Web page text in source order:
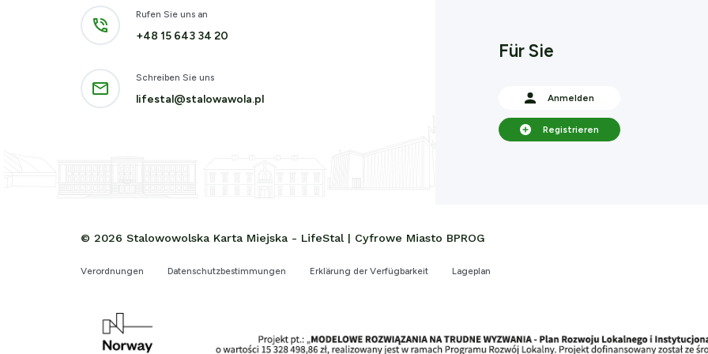
Rufen Sie uns an
+48 15 643 34 20
Schreiben Sie uns
lifestal@stalowawola.pl
Für Sie
Anmelden
Registrieren
© 2026 Stalowowolska Karta Miejska - LifeStal | Cyfrowe Miasto BPROG
Verordnungen Datenschutzbestimmungen Erklärung der Verfügbarkeit Lageplan